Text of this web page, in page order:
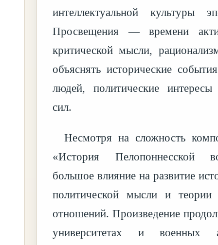
интеллектуальной культуры
Просвещения — времени
критической мысли,
объяснять исторические
людей, политические
сил.
Несмотря на сложность
«История Пелопоннесской
большое влияние на развитие
политической мысли и теории
отношений. Произведение
университетах и военных